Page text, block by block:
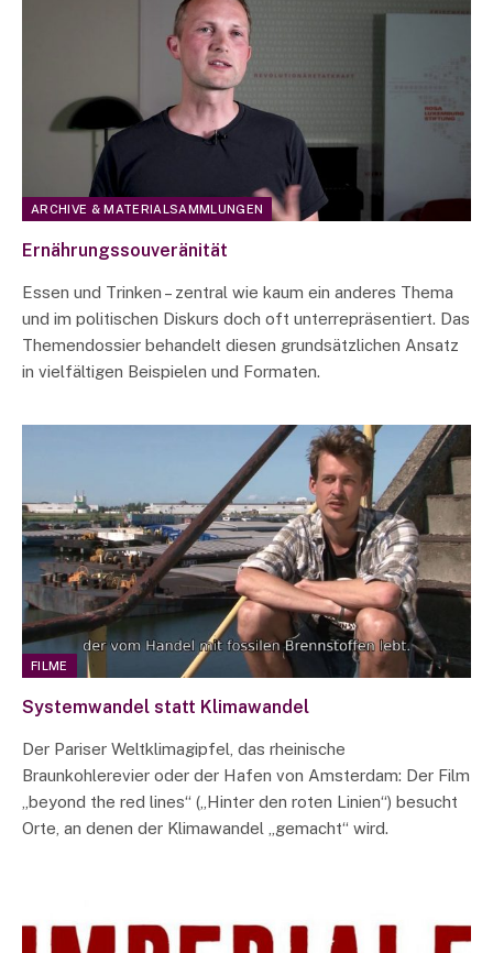
ARCHIVE & MATERIALSAMMLUNGEN
Ernährungssouveränität
Essen und Trinken – zentral wie kaum ein anderes Thema
und im politischen Diskurs doch oft unterrepräsentiert. Das
Themendossier behandelt diesen grundsätzlichen Ansatz
in vielfältigen Beispielen und Formaten.
FILME
Systemwandel statt Klimawandel
Der Pariser Weltklimagipfel, das rheinische
Braunkohlerevier oder der Hafen von Amsterdam: Der Film
„beyond the red lines“ („Hinter den roten Linien“) besucht
Orte, an denen der Klimawandel „gemacht“ wird.